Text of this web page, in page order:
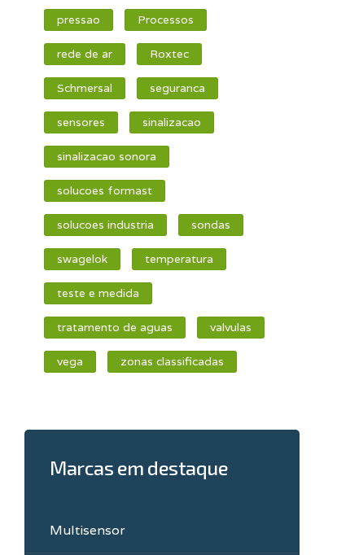
pressao Processos
rede de ar Roxtec
Schmersal seguranca
sensores sinalizacao
sinalizacao sonora
solucoes formast
solucoes industria sondas
swagelok temperatura
teste e medida
tratamento de aguas valvulas
vega zonas classificadas
Marcas em destaque
Multisensor